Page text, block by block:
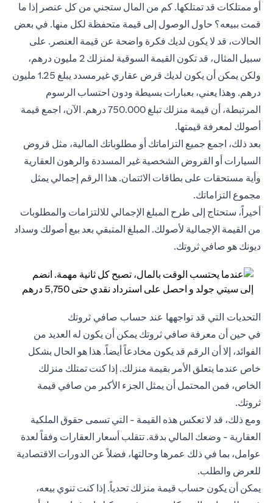
أو ممتلكات قد تمتلكها. كم من المال ستجني من كل عنصر إذا ما
قمت ببيعه؟ حاول الوصول إلى قيمة متحفظة لكل منها. في بعض
الحالات، قد لا يكون لديك فكرة واضحة عن قيمة العنصر. على
سبيل المثال، قد تكون القيمة السوقية لمنزلك 2 مليون درهم،
ولكن يمكن أن يكون لديك قرض عقاري غيرمسدد يبلغ 1.25 مليون
درهم. وهذا يعني، بعبارات بسيطة ودون احتساب الرسوم
المرتبطة، أن قيمة منزلك تبلغ 750.000 درهم. الآن، اجمع قيمة
أصولك لمعرفة قيمتها.
بعد ذلك، اجمع جميع التزاماتك أو مطلوباتك المالية، مثل قروض
السيارات أو القروض الشخصية غير المسددة والرهون العقارية
وأية مستحقات على بطاقات الائتمان. هذا الرقم إجمالي يمثل
مجموع التزاماتك.
أخيراً، ستحتاج إلى طرح المبلغ الإجمالي للالتزامات والمطلوبات
من القيمة الإجمالية لأصولك. المبلغ المتبقي بعد بيع أصولك وسداد
ديونك هو صافي ثروتك.
التحديات التي قد تواجهها عند حساب صافي ثروتك
في حين أن معرفة صافي ثروتك يمكن أن يكون له العديد من
الفوائد، إلا أن الرقم قد يكون مخادعاً أيضاً. هذا هو الحال بشكل
خاص عندما يتعلق الأمر بقيمة منزلك. إذا كنت تمتلك منزلك
الخاص، فمن المحتمل أن يمثل الجزء الأكبر من صافي قيمة
ثروتك.
ومع ذلك، قد لا تعكس هذه القيمة - التي تسمى حقوق الملكية
العقارية - وضعك المالي بدقة. تتقلب أسعار العقارات وفقاً لعدة
عوامل، بما في ذلك عمرها وحالتها، فضلاً عن الدورات الاقتصادية
للعرض والطلب.
يمكن أن يكون حساب قيمة منزلك تحدياً. إذا كنت تنوي بيعه،